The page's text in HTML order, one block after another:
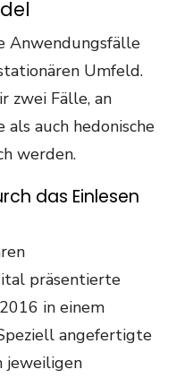
Anwendungsfälle
Umfeld.
zwei Fälle, an
auch hedonische
werden.
das Einlesen
präsentierte
in einem
angefertigte
jeweiligen